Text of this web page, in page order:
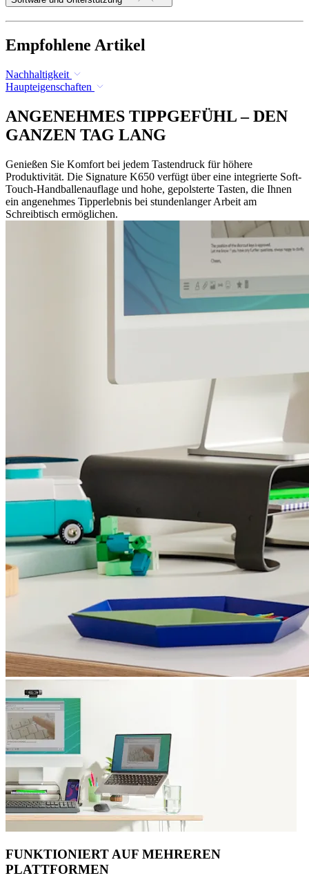
Empfohlene Artikel
Nachhaltigkeit
Haupteigenschaften
ANGENEHMES TIPPGEFÜHL – DEN
GANZEN TAG LANG
Genießen Sie Komfort bei jedem Tastendruck für höhere
Produktivität. Die Signature K650 verfügt über eine integrierte Soft-
Touch-Handballenauflage und hohe, gepolsterte Tasten, die Ihnen
ein angenehmes Tipperlebnis bei stundenlanger Arbeit am
Schreibtisch ermöglichen.
FUNKTIONIERT AUF MEHREREN
PLATTFORMEN